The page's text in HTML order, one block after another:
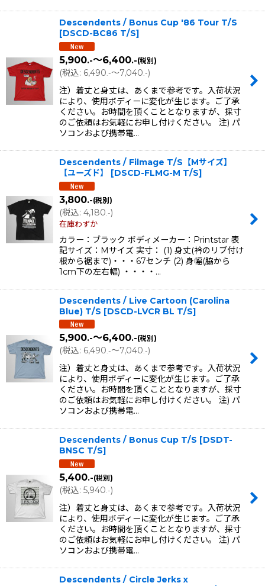
Descendents / Bonus Cup '86 Tour T/S
[DSCD-BC86 T/S]
5,900.-～6,400.-(税別)
(税込: 6,490.-～7,040.-)
注）着丈と身丈は、あくまで参考です。入荷状況
により、使用ボディーに変化が生じます。ご了承
ください。お時間を頂くこととなりますが、採寸
のご依頼はお気軽にお申し付けください。 注) パ
ソコンおよび携帯電…
Descendents / Filmage T/S【Mサイズ】
【ユーズド】
[DSCD-FLMG-M T/S]
3,800.-(税別)
(税込: 4,180 .-)
在庫わずか
カラー：ブラック ボディメーカー：Printstar 表
記サイズ：Mサイズ 実寸： (1) 身丈(衿のリブ付け
根から裾まで)・・・67センチ (2) 身幅(脇から
1cm下の左右幅) ・・・・…
Descendents / Live Cartoon (Carolina
Blue) T/S [DSCD-LVCR BL T/S]
5,900.-～6,400.-(税別)
(税込: 6,490.-～7,040.-)
注）着丈と身丈は、あくまで参考です。入荷状況
により、使用ボディーに変化が生じます。ご了承
ください。お時間を頂くこととなりますが、採寸
のご依頼はお気軽にお申し付けください。 注) パ
ソコンおよび携帯電…
Descendents / Bonus Cup T/S [DSDT-
BNSC T/S]
5,400.-(税別)
(税込: 5,940.-)
注）着丈と身丈は、あくまで参考です。入荷状況
により、使用ボディーに変化が生じます。ご了承
ください。お時間を頂くこととなりますが、採寸
のご依頼はお気軽にお申し付けください。 注) パ
ソコンおよび携帯電…
Descendents / Circle Jerks x